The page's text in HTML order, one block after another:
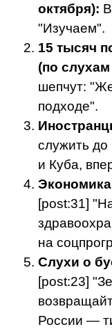
октября):
"Изучаем".
15 тысяч
(по слухам
шепчут:
подходе".
служить
и Куба,
Экономика
[post:31]
на
Слухи о
[post:23]
России —